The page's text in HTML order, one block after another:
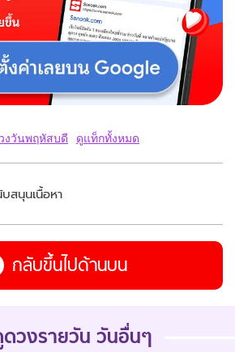
งวันพฤหัสบดี ดูแท็กทั้งหมด
สนุนเนื้อหา
กลับขึ้นไปด้านบน
ดวงรายวัน วันอื่นๆ